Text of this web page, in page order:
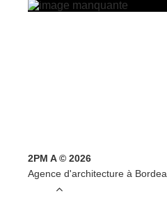
2PM A © 2026
Agence d'architecture à
